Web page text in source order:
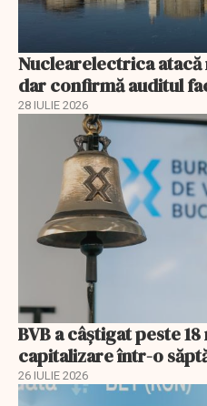
Nuclearelectrica
dar confirmă auditul
28 IULIE 2026
BVB a câștigat peste
capitalizare într-o
26 IULIE 2026